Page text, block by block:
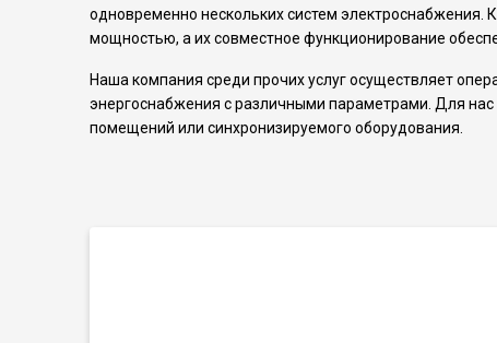
одновременно нескольких систем
мощностью, а их совместное функционирование
Наша компания среди прочих услуг осуществляет
энергоснабжения с различными параметрами. Для нас
помещений или синхронизируемого оборудования.